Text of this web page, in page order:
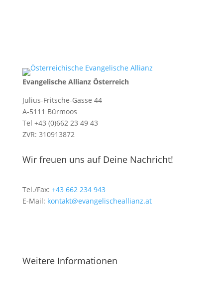
Evangelische Allianz Österreich
Julius-Fritsche-Gasse 44
A-5111 Bürmoos
Tel +43 (0)662 23 49 43
ZVR: 310913872
Wir freuen uns auf Deine Nachricht!
Tel./Fax: +43 662 234 943
E-Mail: kontakt@evangelischeallianz.at
Weitere Informationen